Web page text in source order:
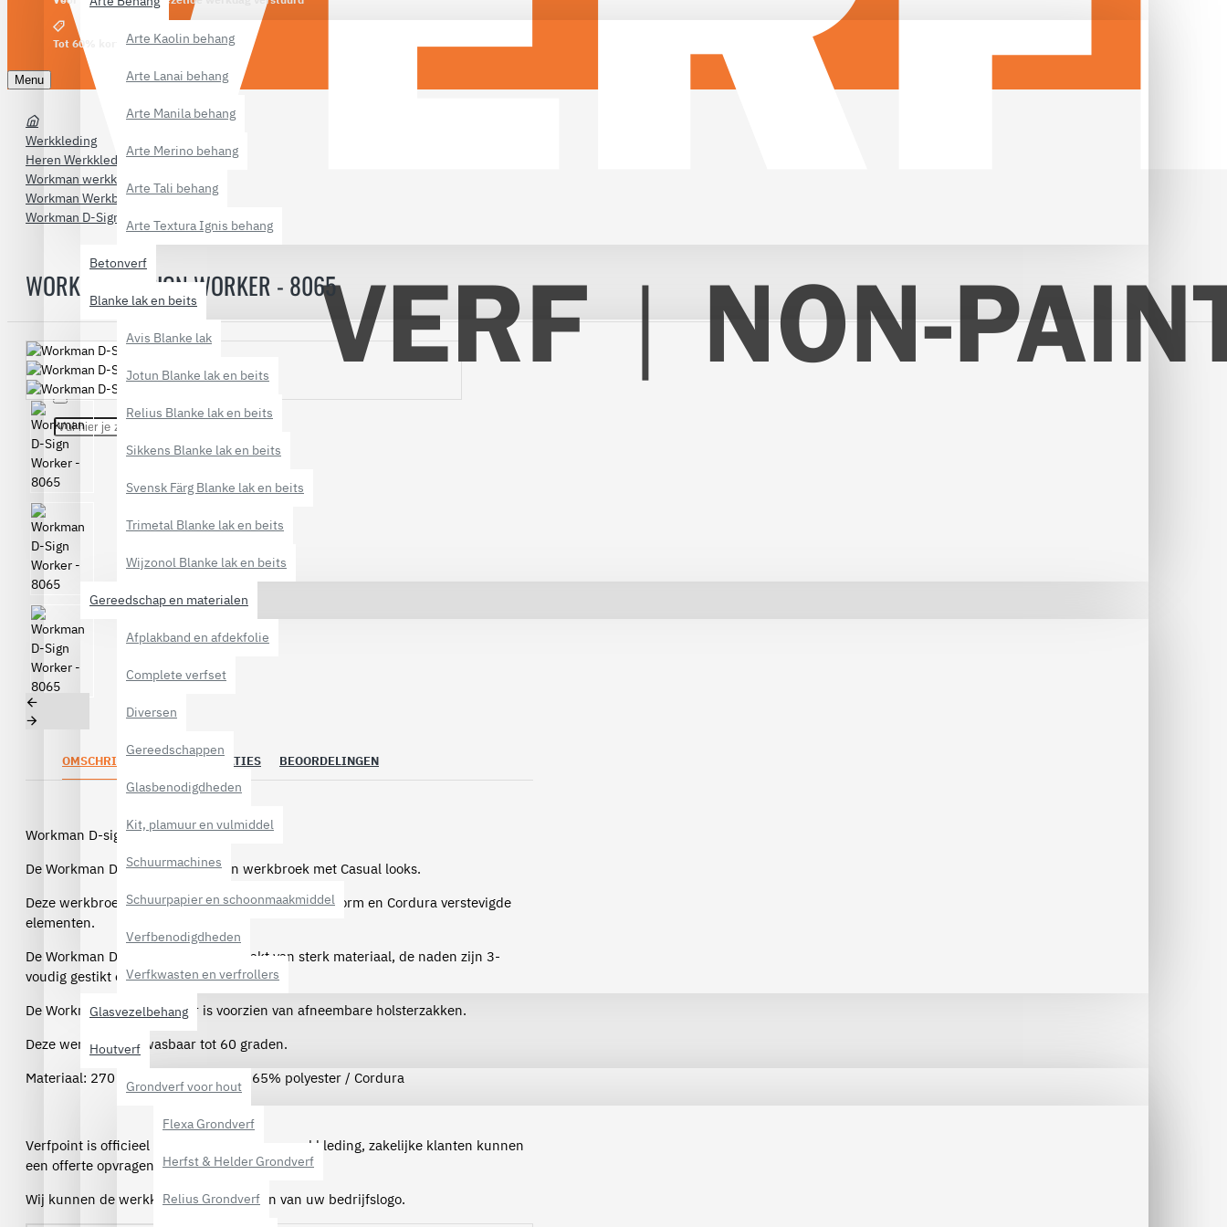
Arte Kaolin behang
Arte Lanai behang
Arte Manila behang
Arte Merino behang
Arte Tali behang
Arte Textura Ignis behang
Betonverf
Blanke lak en beits
Avis Blanke lak
Jotun Blanke lak en beits
Relius Blanke lak en beits
Sikkens Blanke lak en beits
Svensk Färg Blanke lak en beits
Trimetal Blanke lak en beits
Wijzonol Blanke lak en beits
Gereedschap en materialen
Afplakband en afdekfolie
Complete verfset
Diversen
Gereedschappen
Glasbenodigdheden
Kit, plamuur en vulmiddel
Schuurmachines
Schuurpapier en schoonmaakmiddel
Verfbenodigdheden
Verfkwasten en verfrollers
Glasvezelbehang
Houtverf
Grondverf voor hout
Flexa Grondverf
Herfst & Helder Grondverf
Relius Grondverf
Tot 60% korting
Menu
Werkkleding
Heren Werkkleding
Workman werkkleding
Workman Werkbroeken
Workman D-Sign Worker - 8065
WORKMAN D-SIGN WORKER - 8065
OMSCHRIJVING SPECIFICATIES BEOORDELINGEN
Workman D-sign Worker - 8065 zwart
De Workman D-Sign Worker is een werkbroek met Casual looks.
Deze werkbroek heeft een perfecte low-waist pasvorm en Cordura verstevigde
elementen.
De Workman D-Sign Worker is gemaakt van sterk materiaal, de naden zijn 3-
voudig gestikt op belangrijke plekken.
De Workman D-Sign Worker is voorzien van afneembare holsterzakken.
Deze werkbroek is wasbaar tot 60 graden.
Materiaal: 270 grams, 35% katoen / 65% polyester / Cordura
Verfpoint is officieel dealer van Workman werkkleding, zakelijke klanten kunnen
een offerte opvragen per e-mail.
Wij kunnen de werkkleding ook voorzien van uw bedrijfslogo.